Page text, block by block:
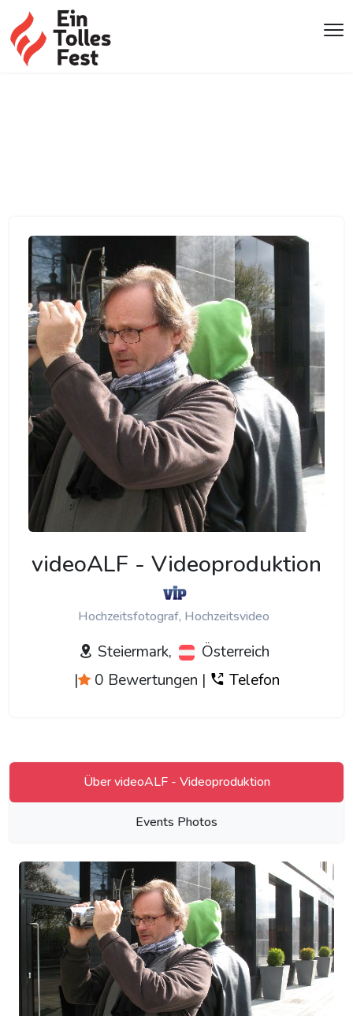
videoALF - Videoproduktion
Hochzeitsfotograf, Hochzeitsvideo
Steiermark,
Österreich
|
0 Bewertungen | Telefon
Über videoALF - Videoproduktion
Events Photos